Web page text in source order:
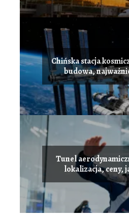
Chińska stacja
budowa,
Tunel
lokalizacja, ceny,